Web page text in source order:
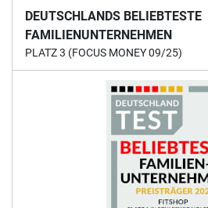
DEUTSCHLANDS BELIEBTESTE
FAMILIENUNTERNEHMEN
PLATZ 3 (FOCUS MONEY 09/25)